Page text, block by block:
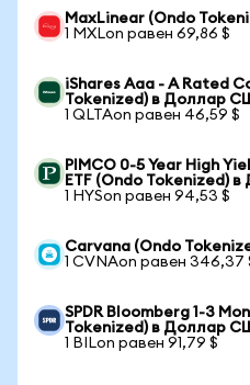
MaxLinear (Ondo
1 MXLon равен 69,86 $
iShares Aaa - A Rated
Tokenized) в Доллар
1 QLTAon равен 46,59 $
PIMCO 0-5 Year High
ETF (Ondo Tokenized)
1 HYSon равен 94,53 $
Carvana (Ondo
1 CVNAon равен 346,37
SPDR Bloomberg 1-3
Tokenized) в Доллар
1 BILon равен 91,79 $